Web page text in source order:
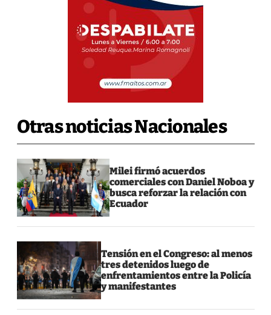
Otras noticias Nacionales
Milei firmó acuerdos
comerciales con Daniel Noboa y
busca reforzar la relación con
Ecuador
Tensión en el Congreso: al menos
tres detenidos luego de
enfrentamientos entre la Policía
y manifestantes